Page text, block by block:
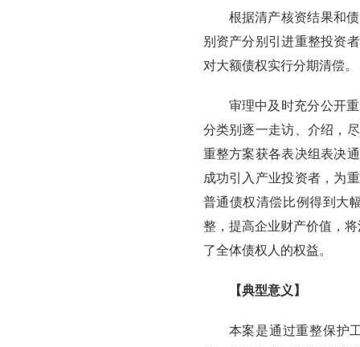
根据清产核资结果和
别资产分别引进重整投资
对大额债权实行分期清偿。
审理中及时充分公开
分类别逐一走访、介绍，
重整方案获各表决组表决
成功引入产业投资者，为
普通债权清偿比例得到大
整，提高企业财产价值，
了全体债权人的权益。
【典型意义】
本案是通过重整保护